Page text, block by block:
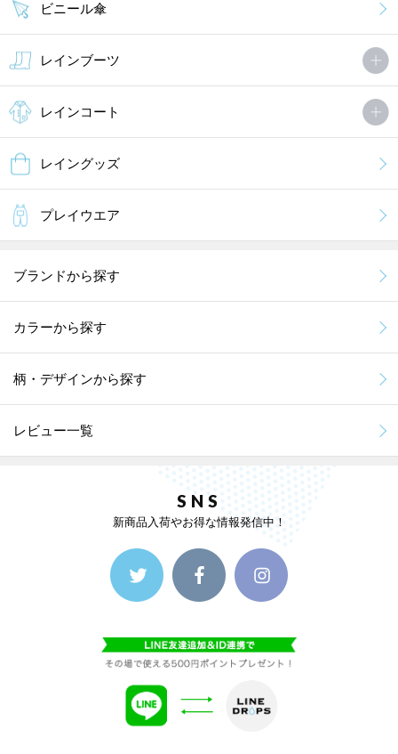
ビニール傘
レインブーツ
レインコート
レイングッズ
プレイウエア
ブランドから探す
カラーから探す
柄・デザインから探す
レビュー一覧
SNS
新商品入荷やお得な情報発信中！